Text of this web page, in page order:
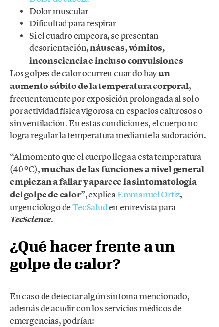
Dolor muscular
Dificultad para respirar
Si el cuadro empeora, se presentan
desorientación,náuseas, vómitos,
inconsciencia e incluso convulsiones
Los golpes de calor ocurren cuando hayun
aumento súbito de la temperatura corporal,
frecuentemente por exposición prolongada al sol o
por actividad física vigorosa en espacios calurosos o
sin ventilación. En estas condiciones, el cuerpo no
logra regular la temperatura mediante la sudoración.
“Al momento que el cuerpo llega a esta temperatura
(40 ºC),muchas de las funciones a nivel general
empiezan a fallar y aparece la sintomatología
del golpe de calor”, explicaEmmanuel Ortiz,
urgenciólogo deTecSaluden entrevista para
TecScience.
¿Qué hacer frente a un
golpe de calor?
En caso de detectar algún síntoma mencionado,
además de acudir con los servicios médicos de
emergencias, podrían: